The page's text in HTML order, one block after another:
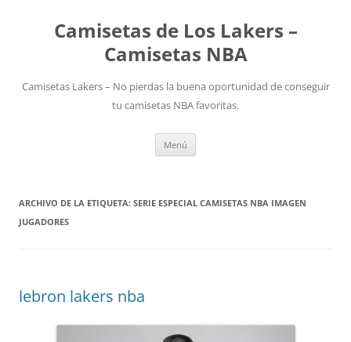
Camisetas de Los Lakers –
Camisetas NBA
Camisetas Lakers – No pierdas la buena oportunidad de conseguir
tu camisetas NBA favoritas.
Menú
ARCHIVO DE LA ETIQUETA: SERIE ESPECIAL CAMISETAS NBA IMAGEN
JUGADORES
lebron lakers nba